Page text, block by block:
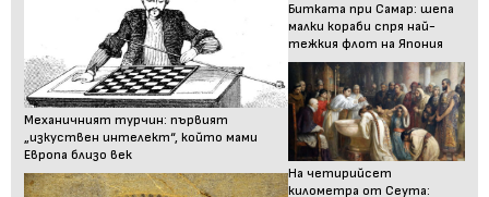
Механичният турчин: първият
„изкуствен интелект“, който мами
Европа близо век
Битката при Самар: шепа
малки кораби спря най-
тежкия флот на Япония
На четирийсет
километра от Сеута: